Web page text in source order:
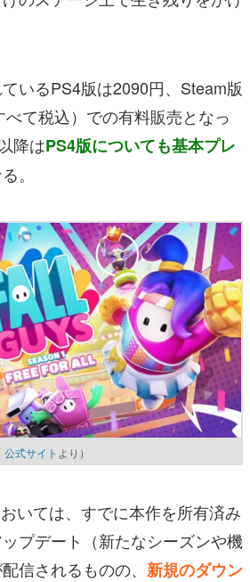
いるPS4版は2090円、Steam版
て税込）での有料販売となっ
降はPS4版についても基本プレ
。
公式サイト より）
いては、すでに本作を所有済み
プデート（新たなシーズンや機
信されるものの、 新規のダウン